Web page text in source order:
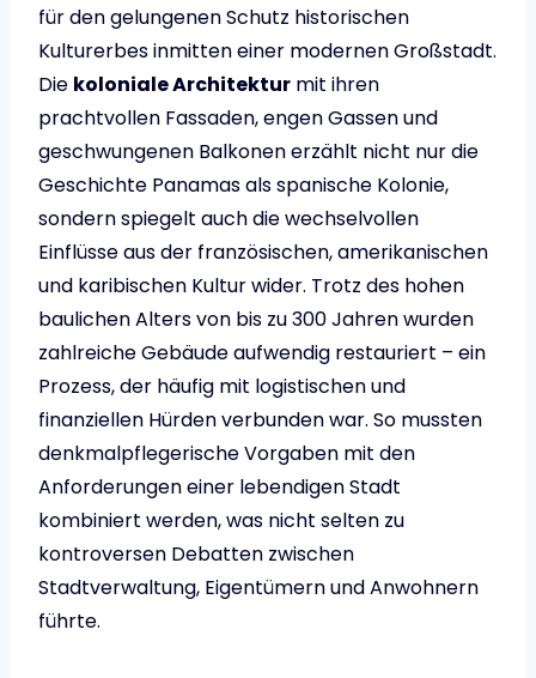
für den gelungenen Schutz historischen
Kulturerbes inmitten einer modernen Großstadt.
Die koloniale Architektur mit ihren
prachtvollen Fassaden, engen Gassen und
geschwungenen Balkonen erzählt nicht nur die
Geschichte Panamas als spanische Kolonie,
sondern spiegelt auch die wechselvollen
Einflüsse aus der französischen, amerikanischen
und karibischen Kultur wider. Trotz des hohen
baulichen Alters von bis zu 300 Jahren wurden
zahlreiche Gebäude aufwendig restauriert – ein
Prozess, der häufig mit logistischen und
finanziellen Hürden verbunden war. So mussten
denkmalpflegerische Vorgaben mit den
Anforderungen einer lebendigen Stadt
kombiniert werden, was nicht selten zu
kontroversen Debatten zwischen
Stadtverwaltung, Eigentümern und Anwohnern
führte.